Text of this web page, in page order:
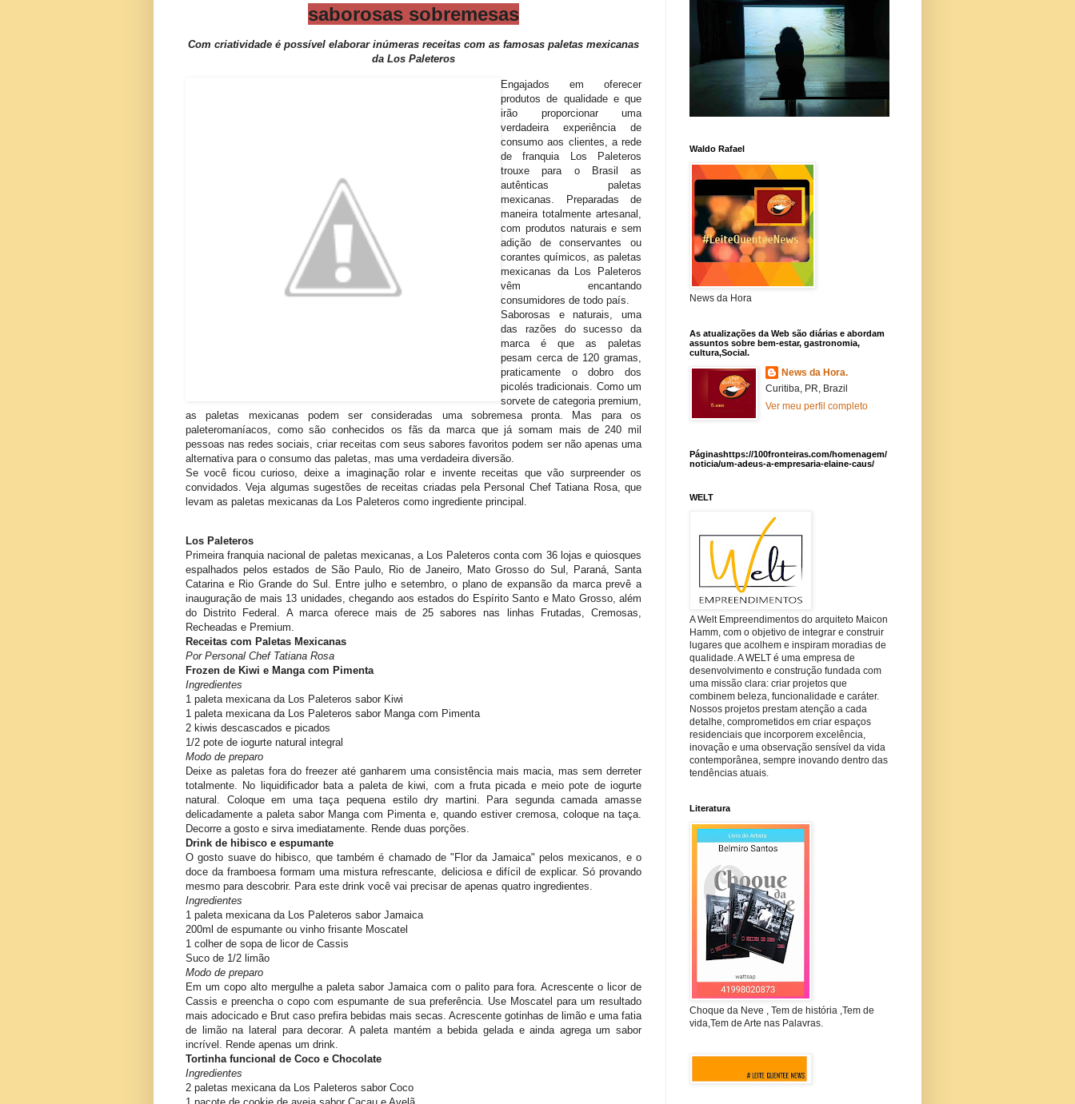
saborosas sobremesas
Com criatividade é possível elaborar inúmeras receitas com as famosas paletas mexicanas
da Los Paleteros
Engajados em oferecer
produtos de qualidade e que
irão proporcionar uma
verdadeira experiência de
consumo aos clientes, a rede
de franquia Los Paleteros
trouxe para o Brasil as
autênticas paletas
mexicanas. Preparadas de
maneira totalmente artesanal,
com produtos naturais e sem
adição de conservantes ou
corantes químicos, as paletas
mexicanas da Los Paleteros
vêm encantando
consumidores de todo país.
Saborosas e naturais, uma
das razões do sucesso da
marca é que as paletas
pesam cerca de 120 gramas,
praticamente o dobro dos
picolés tradicionais. Como um
sorvete de categoria premium,
as paletas mexicanas podem ser consideradas uma sobremesa pronta. Mas para os
paleteromaníacos, como são conhecidos os fãs da marca que já somam mais de 240 mil
pessoas nas redes sociais, criar receitas com seus sabores favoritos podem ser não apenas uma
alternativa para o consumo das paletas, mas uma verdadeira diversão.
Se você ficou curioso, deixe a imaginação rolar e invente receitas que vão surpreender os
convidados. Veja algumas sugestões de receitas criadas pela Personal Chef Tatiana Rosa, que
levam as paletas mexicanas da Los Paleteros como ingrediente principal.
Los Paleteros
Primeira franquia nacional de paletas mexicanas, a Los Paleteros conta com 36 lojas e quiosques
espalhados pelos estados de São Paulo, Rio de Janeiro, Mato Grosso do Sul, Paraná, Santa
Catarina e Rio Grande do Sul. Entre julho e setembro, o plano de expansão da marca prevê a
inauguração de mais 13 unidades, chegando aos estados do Espírito Santo e Mato Grosso, além
do Distrito Federal. A marca oferece mais de 25 sabores nas linhas Frutadas, Cremosas,
Recheadas e Premium.
Receitas com Paletas Mexicanas
Por Personal Chef Tatiana Rosa
Frozen de Kiwi e Manga com Pimenta
Ingredientes
1 paleta mexicana da Los Paleteros sabor Kiwi
1 paleta mexicana da Los Paleteros sabor Manga com Pimenta
2 kiwis descascados e picados
1/2 pote de iogurte natural integral
Modo de preparo
Deixe as paletas fora do freezer até ganharem uma consistência mais macia, mas sem derreter
totalmente. No liquidificador bata a paleta de kiwi, com a fruta picada e meio pote de iogurte
natural. Coloque em uma taça pequena estilo dry martini. Para segunda camada amasse
delicadamente a paleta sabor Manga com Pimenta e, quando estiver cremosa, coloque na taça.
Decorre a gosto e sirva imediatamente. Rende duas porções.
Drink de hibisco e espumante
O gosto suave do hibisco, que também é chamado de "Flor da Jamaica" pelos mexicanos, e o
doce da framboesa formam uma mistura refrescante, deliciosa e difícil de explicar. Só provando
mesmo para descobrir. Para este drink você vai precisar de apenas quatro ingredientes.
Ingredientes
1 paleta mexicana da Los Paleteros sabor Jamaica
200ml de espumante ou vinho frisante Moscatel
1 colher de sopa de licor de Cassis
Suco de 1/2 limão
Modo de preparo
Em um copo alto mergulhe a paleta sabor Jamaica com o palito para fora. Acrescente o licor de
Cassis e preencha o copo com espumante de sua preferência. Use Moscatel para um resultado
mais adocicado e Brut caso prefira bebidas mais secas. Acrescente gotinhas de limão e uma fatia
de limão na lateral para decorar. A paleta mantém a bebida gelada e ainda agrega um sabor
incrível. Rende apenas um drink.
Tortinha funcional de Coco e Chocolate
Ingredientes
2 paletas mexicana da Los Paleteros sabor Coco
Waldo Rafael
News da Hora
As atualizações da Web são diárias e abordam
assuntos sobre bem-estar, gastronomia,
cultura,Social.
News da Hora.
Curitiba, PR, Brazil
Ver meu perfil completo
Páginashttps://100fronteiras.com/homenagem/
noticia/um-adeus-a-empresaria-elaine-caus/
WELT
A Welt Empreendimentos do arquiteto Maicon
Hamm, com o objetivo de integrar e construir
lugares que acolhem e inspiram moradias de
qualidade. A WELT é uma empresa de
desenvolvimento e construção fundada com
uma missão clara: criar projetos que
combinem beleza, funcionalidade e caráter.
Nossos projetos prestam atenção a cada
detalhe, comprometidos em criar espaços
residenciais que incorporem excelência,
inovação e uma observação sensível da vida
contemporânea, sempre inovando dentro das
tendências atuais.
Literatura
Choque da Neve , Tem de história ,Tem de
vida,Tem de Arte nas Palavras.